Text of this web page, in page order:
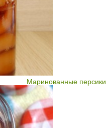
Маринованные персики